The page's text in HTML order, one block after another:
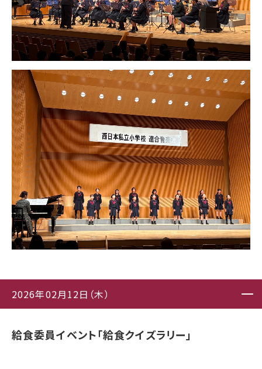
2026年02月12日（木）
給食委員イベント「給食クイズラリー」